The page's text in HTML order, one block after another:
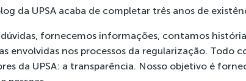
da UPSA acaba de completar três anos de
fornecemos informações, contamos
envolvidas nos processos da regularização. Todo
da UPSA: a transparência. Nosso objetivo é